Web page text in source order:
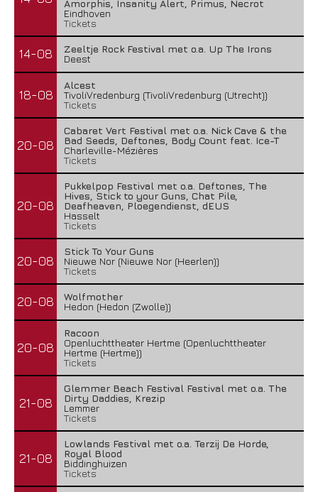
Amorphis, Insanity Alert, Primus, Necrot
Eindhoven
Tickets
14-08
Zeeltje Rock Festival met o.a. Up The Irons
Deest
18-08
Alcest
TivoliVredenburg (TivoliVredenburg (Utrecht))
Tickets
20-08
Cabaret Vert Festival met o.a. Nick Cave & the
Bad Seeds, Deftones, Body Count feat. Ice-T
Charleville-Mézières
Tickets
20-08
Pukkelpop Festival met o.a. Deftones, The
Hives, Stick to your Guns, Chat Pile,
Deafheaven, Ploegendienst, dEUS
Hasselt
Tickets
20-08
Stick To Your Guns
Nieuwe Nor (Nieuwe Nor (Heerlen))
Tickets
20-08
Wolfmother
Hedon (Hedon (Zwolle))
20-08
Racoon
Openluchttheater Hertme (Openluchttheater
Hertme (Hertme))
Tickets
21-08
Glemmer Beach Festival Festival met o.a. The
Dirty Daddies, Krezip
Lemmer
Tickets
21-08
Lowlands Festival met o.a. Terzij De Horde,
Royal Blood
Biddinghuizen
Tickets